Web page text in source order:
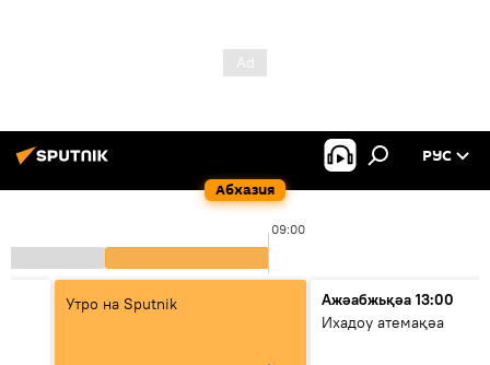
Абхазия
РУС
09:00
Утро на Sputnik
Ажәабжьқәа 13:00
Ихадоу атемақәа